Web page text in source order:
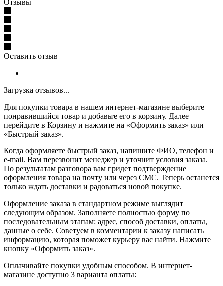
Отзывы
Оставить отзыв
Загрузка отзывов...
Для покупки товара в нашем интернет-магазине выберите
понравившийся товар и добавьте его в корзину. Далее
перейдите в Корзину и нажмите на «Оформить заказ» или
«Быстрый заказ».
Когда оформляете быстрый заказ, напишите ФИО, телефон и
e-mail. Вам перезвонит менеджер и уточнит условия заказа.
По результатам разговора вам придет подтверждение
оформления товара на почту или через СМС. Теперь останется
только ждать доставки и радоваться новой покупке.
Оформление заказа в стандартном режиме выглядит
следующим образом. Заполняете полностью форму по
последовательным этапам: адрес, способ доставки, оплаты,
данные о себе. Советуем в комментарии к заказу написать
информацию, которая поможет курьеру вас найти. Нажмите
кнопку «Оформить заказ».
Оплачивайте покупки удобным способом. В интернет-
магазине доступно 3 варианта оплаты: